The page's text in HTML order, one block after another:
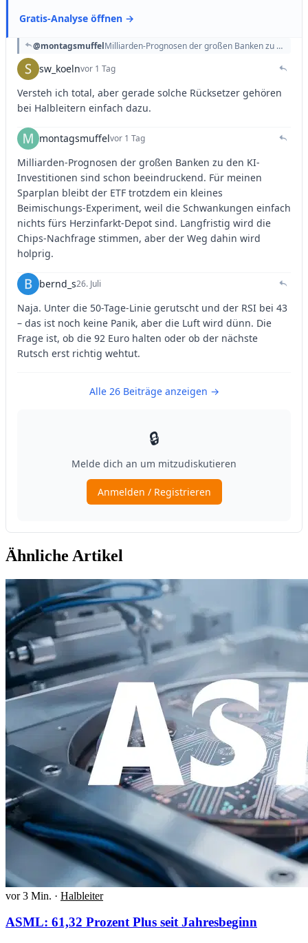
Ähnliche Artikel
vor 3 Min. · Halbleiter
ASML: 61,32 Prozent Plus seit Jahresbeginn